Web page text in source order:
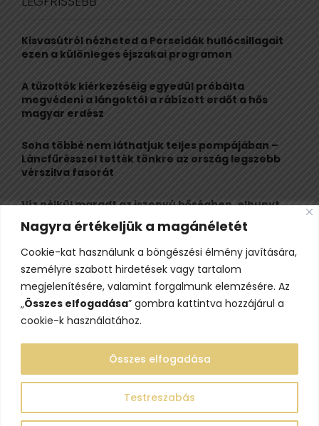
Nagyra értékeljük a magánéletét
Cookie-kat használunk a böngészési élmény javítására,
személyre szabott hirdetések vagy tartalom
megjelenítésére, valamint forgalmunk elemzésére. Az
„Összes elfogadása” gombra kattintva hozzájárul a
cookie-k használatához.
Testreszabás
Összes elfogadása
h
o
r
Kisvasútról nézheted a Perseidák hullócsillagait
ezen a különleges éjszakai programon
A tűzoltók kiérkezéséig egyedül próbálta
megvédeni a lángoktól a rábízott erdőt a hős
magyar erdész
Soha többé nem láthatjuk teljes pompájában –
Láncfűrésszel tették tönkre az ország legszebb
vérszilva fasorát
Víz nélkül maradt az iszonyú hőségben, elhunyt
egy kiránduló a legnépszerűbb horvát
hegységben
Felbecsülhetetlen értékű honfoglaláskori
leletegyüttes került elő Pest megyében – videóval
@2023 - www.lelepo.hu. Minden jog fenntartva.